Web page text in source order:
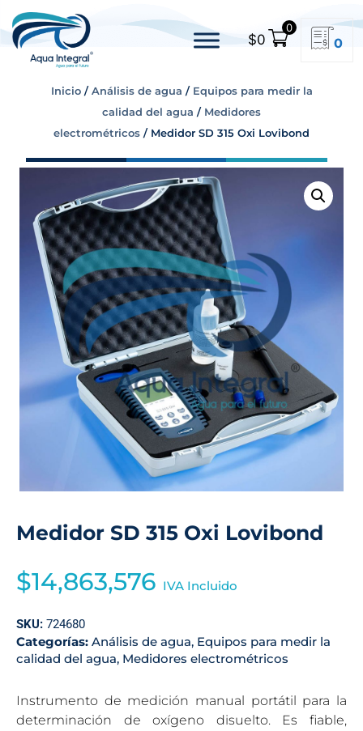
$0
0
0
Inicio/Análisis de agua / Equipos para medir la
calidad del agua / Medidores
electrométricos / Medidor SD 315 Oxi Lovibond
Medidor SD 315 Oxi Lovibond
$14,863,576 IVA Incluido
SKU: 724680
Categorías: Análisis de agua, Equipos para medir la
calidad del agua, Medidores electrométricos
Instrumento de medición manual portátil para la
determinación de oxígeno disuelto. Es fiable,